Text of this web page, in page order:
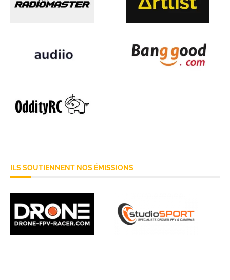
ILS SOUTIENNENT NOS ÉMISSIONS